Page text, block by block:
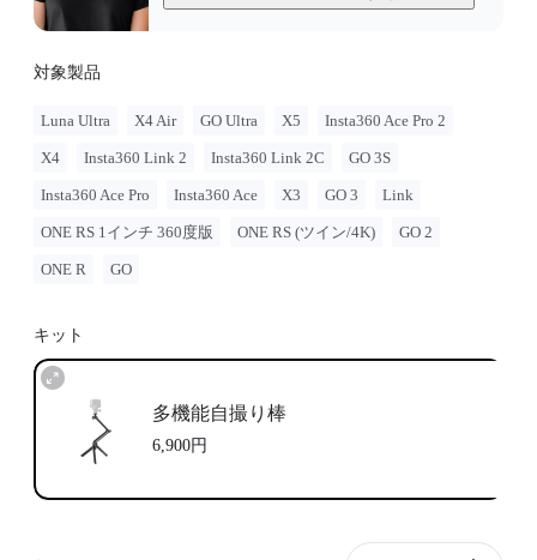
対象製品
Luna Ultra X4 Air GO Ultra X5 Insta360 Ace Pro 2
X4 Insta360 Link 2 Insta360 Link 2C GO 3S
Insta360 Ace Pro Insta360 Ace X3 GO 3 Link
ONE RS 1インチ 360度版 ONE RS (ツイン/4K) GO 2
ONE R GO
キット
多機能自撮り棒
6,900円